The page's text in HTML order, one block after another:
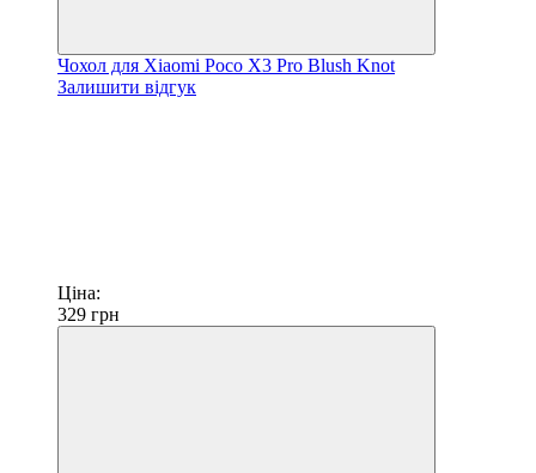
Чохол для Xiaomi Poco X3 Pro Blush Knot
Залишити відгук
Ціна:
329 грн